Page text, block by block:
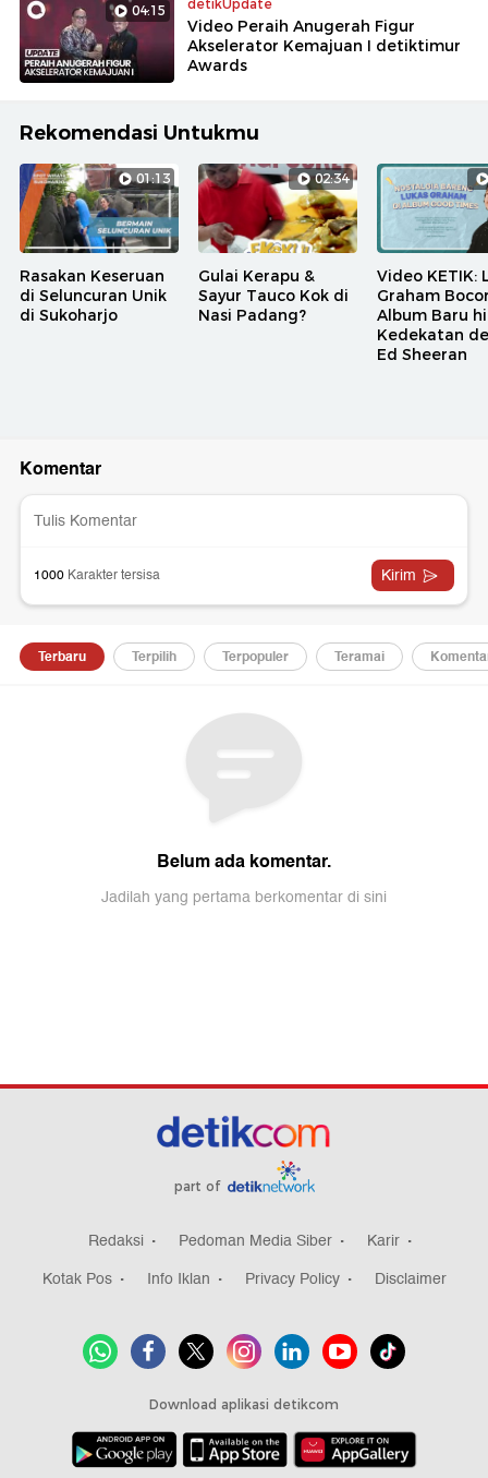
04:15 detikUpdate
Video Peraih Anugerah Figur
Akselerator Kemajuan I detiktimur
Awards
Rekomendasi Untukmu
01:13
Rasakan Keseruan
di Seluncuran Unik
di Sukoharjo
02:34
Gulai Kerapu &
Sayur Tauco Kok di
Nasi Padang?
Video KETIK:
Graham
Album Baru
Kedekatan
Ed Sheeran
part of
Redaksi Pedoman Media Siber
Karir
Kotak Pos
Info Iklan Privacy Policy Disclaimer
Download aplikasi detikcom